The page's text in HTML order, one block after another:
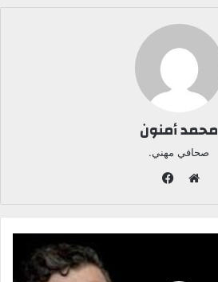
محمد أمنون
صحافي مهني.
و
ق
س
ب